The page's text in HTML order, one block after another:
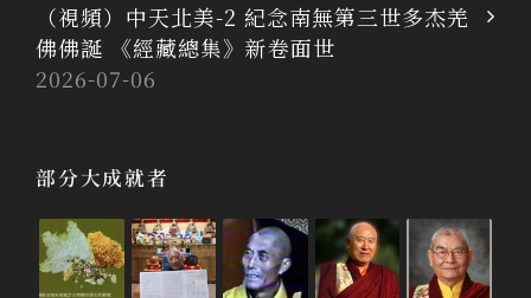
（視頻）中天北美-2 紀念南無第三世多杰羌
佛佛誕 《經藏總集》新卷面世
2026-07-06
部分大成就者